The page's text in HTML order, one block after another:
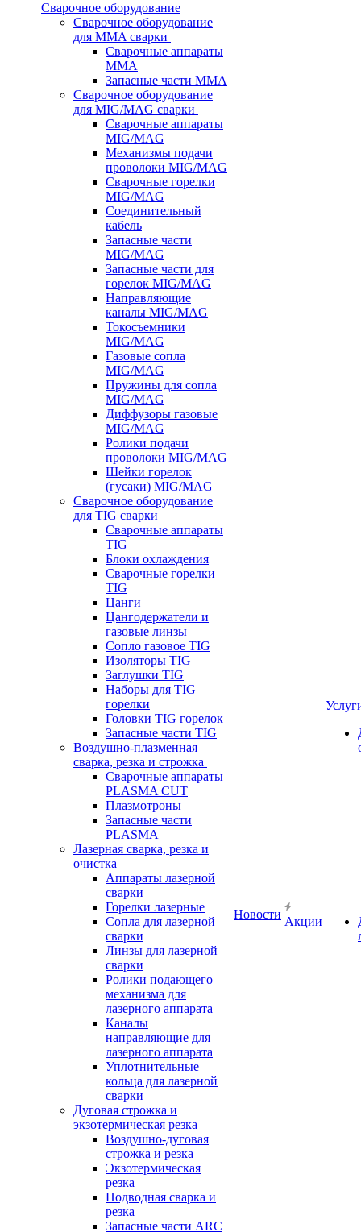
Сварочное оборудование
Сварочное оборудование
для MMA сварки
Сварочные аппараты
MMA
Запасные части MMA
Сварочное оборудование
для MIG/MAG сварки
Сварочные аппараты
MIG/MAG
Механизмы подачи
проволоки MIG/MAG
Сварочные горелки
MIG/MAG
Соединительный
кабель
Запасные части
MIG/MAG
Запасные части для
горелок MIG/MAG
Направляющие
каналы MIG/MAG
Токосъемники
MIG/MAG
Газовые сопла
MIG/MAG
Пружины для сопла
MIG/MAG
Диффузоры газовые
MIG/MAG
Ролики подачи
проволоки MIG/MAG
Шейки горелок
(гусаки) MIG/MAG
Сварочное оборудование
для TIG сварки
Сварочные аппараты
TIG
Блоки охлаждения
Сварочные горелки
TIG
Цанги
Цангодержатели и
газовые линзы
Сопло газовое TIG
Изоляторы TIG
Заглушки TIG
Наборы для TIG
горелки
Головки TIG горелок
Запасные части TIG
Воздушно-плазменная
сварка, резка и строжка
Сварочные аппараты
PLASMA CUT
Плазмотроны
Запасные части
PLASMA
Лазерная сварка, резка и
очистка
Аппараты лазерной
сварки
Горелки лазерные
Сопла для лазерной
сварки
Линзы для лазерной
сварки
Ролики подающего
механизма для
лазерного аппарата
Каналы
направляющие для
лазерного аппарата
Уплотнительные
кольца для лазерной
сварки
Дуговая строжка и
экзотермическая резка
Воздушно-дуговая
строжка и резка
Экзотермическая
резка
Подводная сварка и
резка
Запасные части ARC
Новости
Акции